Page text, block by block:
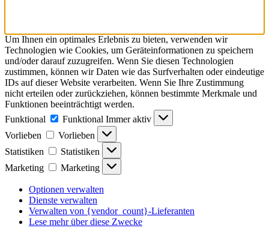
Um Ihnen ein optimales Erlebnis zu bieten, verwenden wir
Technologien wie Cookies, um Geräteinformationen zu speichern
und/oder darauf zuzugreifen. Wenn Sie diesen Technologien
zustimmen, können wir Daten wie das Surfverhalten oder eindeutige
IDs auf dieser Website verarbeiten. Wenn Sie Ihre Zustimmung
nicht erteilen oder zurückziehen, können bestimmte Merkmale und
Funktionen beeinträchtigt werden.
Funktional
Funktional Immer aktiv
Vorlieben
Vorlieben
Statistiken
Statistiken
Marketing
Marketing
Optionen verwalten
Dienste verwalten
Verwalten von {vendor_count}-Lieferanten
Lese mehr über diese Zwecke